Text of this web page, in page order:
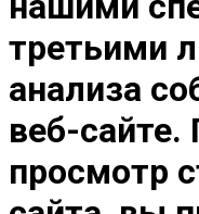
третьими
анализа
веб-
просмотр